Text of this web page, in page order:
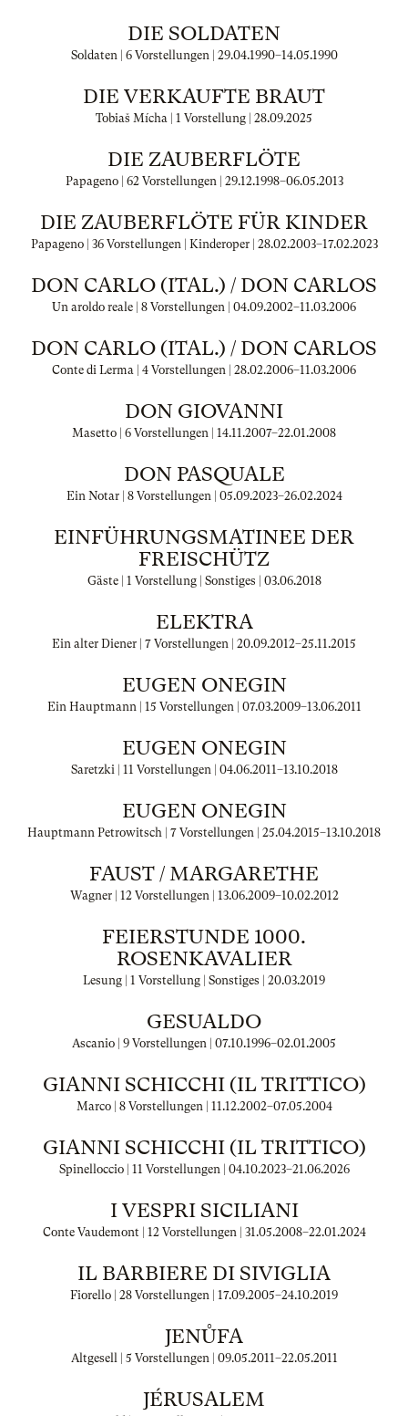
DIE SOLDATEN
Soldaten | 6 Vorstellungen | 29.04.1990–14.05.1990
DIE VERKAUFTE BRAUT
Tobiaš Mícha | 1 Vorstellung | 28.09.2025
DIE ZAUBERFLÖTE
Papageno | 62 Vorstellungen | 29.12.1998–06.05.2013
DIE ZAUBERFLÖTE FÜR KINDER
Papageno | 36 Vorstellungen | Kinderoper | 28.02.2003–17.02.2023
DON CARLO (ITAL.) / DON CARLOS
Un aroldo reale | 8 Vorstellungen | 04.09.2002–11.03.2006
DON CARLO (ITAL.) / DON CARLOS
Conte di Lerma | 4 Vorstellungen | 28.02.2006–11.03.2006
DON GIOVANNI
Masetto | 6 Vorstellungen | 14.11.2007–22.01.2008
DON PASQUALE
Ein Notar | 8 Vorstellungen | 05.09.2023–26.02.2024
EINFÜHRUNGSMATINEE DER
FREISCHÜTZ
Gäste | 1 Vorstellung | Sonstiges | 03.06.2018
ELEKTRA
Ein alter Diener | 7 Vorstellungen | 20.09.2012–25.11.2015
EUGEN ONEGIN
Ein Hauptmann | 15 Vorstellungen | 07.03.2009–13.06.2011
EUGEN ONEGIN
Saretzki | 11 Vorstellungen | 04.06.2011–13.10.2018
EUGEN ONEGIN
Hauptmann Petrowitsch | 7 Vorstellungen | 25.04.2015–13.10.2018
FAUST / MARGARETHE
Wagner | 12 Vorstellungen | 13.06.2009–10.02.2012
FEIERSTUNDE 1000.
ROSENKAVALIER
Lesung | 1 Vorstellung | Sonstiges | 20.03.2019
GESUALDO
Ascanio | 9 Vorstellungen | 07.10.1996–02.01.2005
GIANNI SCHICCHI (IL TRITTICO)
Marco | 8 Vorstellungen | 11.12.2002–07.05.2004
GIANNI SCHICCHI (IL TRITTICO)
Spinelloccio | 11 Vorstellungen | 04.10.2023–21.06.2026
I VESPRI SICILIANI
Conte Vaudemont | 12 Vorstellungen | 31.05.2008–22.01.2024
IL BARBIERE DI SIVIGLIA
Fiorello | 28 Vorstellungen | 17.09.2005–24.10.2019
JENŮFA
Altgesell | 5 Vorstellungen | 09.05.2011–22.05.2011
JÉRUSALEM